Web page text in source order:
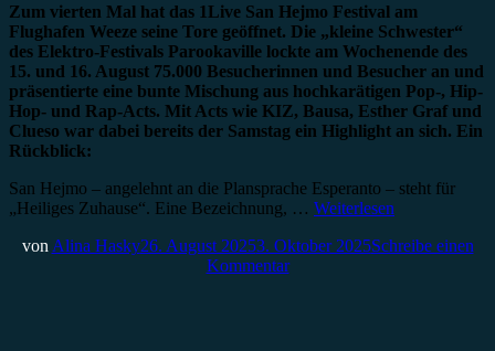
Zum vierten Mal hat das 1Live San Hejmo Festival am
Flughafen Weeze seine Tore geöffnet. Die „kleine Schwester“
des Elektro-Festivals Parookaville lockte am Wochenende des
15. und 16. August 75.000 Besucherinnen und Besucher an und
präsentierte eine bunte Mischung aus hochkarätigen Pop-, Hip-
Hop- und Rap-Acts. Mit Acts wie KIZ, Bausa, Esther Graf und
Clueso war dabei bereits der Samstag ein Highlight an sich. Ein
Rückblick:
San Hejmo – angelehnt an die Plansprache Esperanto – steht für
„Heiliges Zuhause“. Eine Bezeichnung, … Weiterlesen
von Alina Hasky26. August 20253. Oktober 2025Schreibe einen
Kommentar